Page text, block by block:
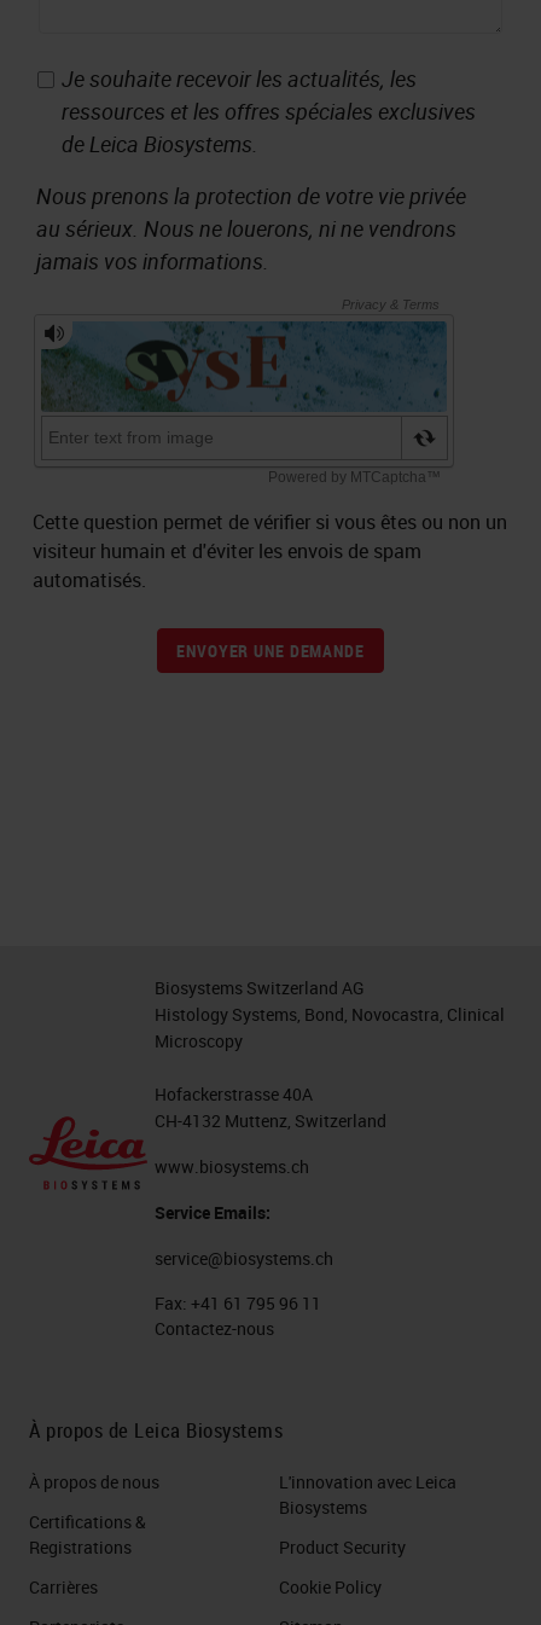
Je souhaite recevoir les actualités, les
ressources et les offres spéciales exclusives
de Leica Biosystems.
Nous prenons la protection de votre vie privée
au sérieux. Nous ne louerons, ni ne vendrons
jamais vos informations.
Cette question permet de vérifier si vous êtes ou non un
visiteur humain et d'éviter les envois de spam
automatisés.
ENVOYER UNE DEMANDE
Biosystems Switzerland AG
Histology Systems, Bond, Novocastra, Clinical
Microscopy
Hofackerstrasse 40A
CH-4132 Muttenz, Switzerland
www.biosystems.ch
Service Emails:
service@biosystems.ch
Fax: +41 61 795 96 11
Contactez-nous
À propos de Leica Biosystems
À propos de nous
Certifications &
Registrations
Carrières
L'innovation avec Leica
Biosystems
Product Security
Cookie Policy